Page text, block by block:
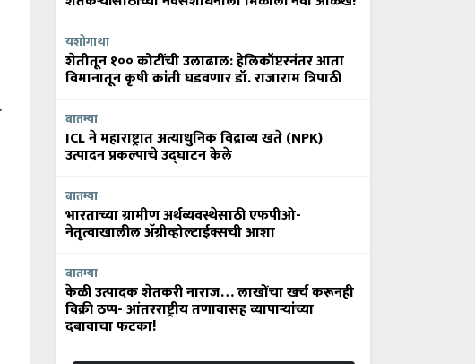
यशोगाथा
शेतीतून १०० कोटींची उलाढाल: हेलिकॉप्टरनंतर आता
विमानातून कृषी क्रांती घडवणार डॉ. राजाराम त्रिपाठी
बातम्या
ICL ने महाराष्ट्रात अत्याधुनिक विद्राव्य खते (NPK)
उत्पादन प्रकल्पाचे उद्घाटन केले
बातम्या
भारताच्या ग्रामीण अर्थव्यवस्थेसाठी एफपीओ-
नेतृत्वाखालील अ‍ॅग्रीव्होल्टाईक्सची आशा
बातम्या
केळी उत्पादक शेतकरी नाराज… लाखोंचा खर्च करूनही
विक्री ठप्प- आंतरराष्ट्रीय तणावासह व्यापाऱ्यांच्या
दबावाचा फटका!